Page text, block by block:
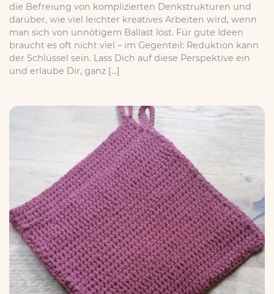
die Befreiung von komplizierten Denkstrukturen und
darüber, wie viel leichter kreatives Arbeiten wird, wenn
man sich von unnötigem Ballast löst. Für gute Ideen
braucht es oft nicht viel – im Gegenteil: Reduktion kann
der Schlüssel sein. Lass Dich auf diese Perspektive ein
und erlaube Dir, ganz […]